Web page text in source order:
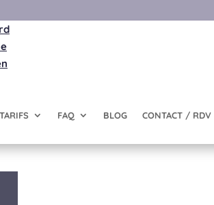
TARIFS FAQ BLOG CONTACT / RDV